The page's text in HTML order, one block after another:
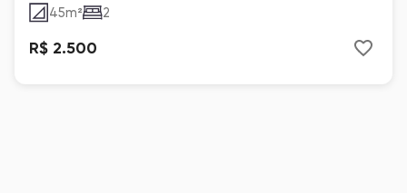
45m² 2
R$ 2.500